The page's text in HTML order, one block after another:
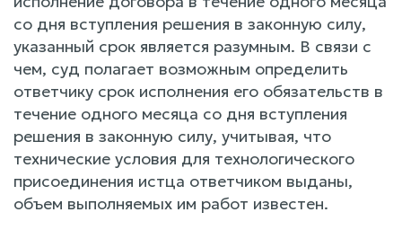
со дня вступления решения в законную силу,
указанный срок является разумным. В связи с
чем, суд полагает возможным определить
ответчику срок исполнения его обязательств в
течение одного месяца со дня вступления
решения в законную силу, учитывая, что
технические условия для технологического
присоединения истца ответчиком выданы,
объем выполняемых им работ известен.